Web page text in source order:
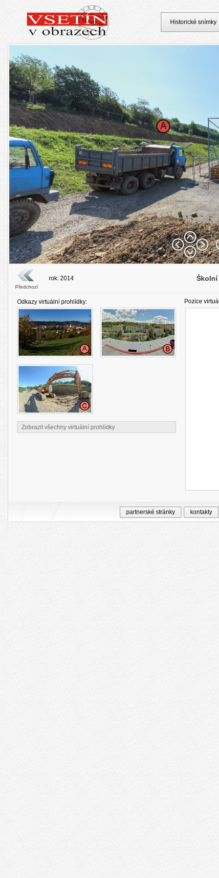
Předchozí
rok: 2014 Školní
Odkazy virtuální prohlídky: Pozice
Zobrazit všechny virtuální prohlídky
Historické snímky
partnerské stránky kontakty